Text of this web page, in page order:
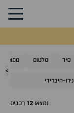
>
סיד סלטוס
נירו-היברידי
נמצאו 12 רכבים